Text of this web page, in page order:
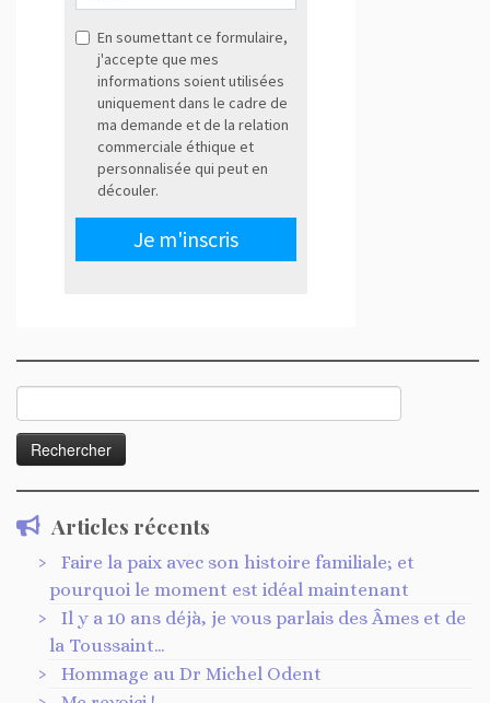
Articles récents
Faire la paix avec son histoire familiale; et
pourquoi le moment est idéal maintenant
Il y a 10 ans déjà, je vous parlais des Âmes et de
la Toussaint…
Hommage au Dr Michel Odent